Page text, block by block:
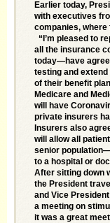
Earlier today,
with executives
companies, where
“I’m pleased to
all the insurance
today—have
testing and
of their benefit
Medicare and
will have
private insurers
Insurers also
will allow all
senior
to a hospital or
After sitting down
the President
and Vice
a meeting on
it was a great